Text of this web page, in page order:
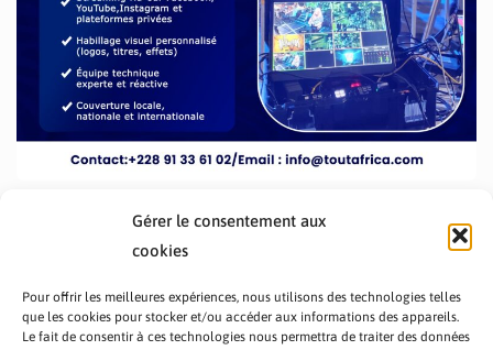
Gérer le consentement aux
cookies
Pour offrir les meilleures expériences, nous utilisons des technologies telles
que les cookies pour stocker et/ou accéder aux informations des appareils.
Le fait de consentir à ces technologies nous permettra de traiter des données